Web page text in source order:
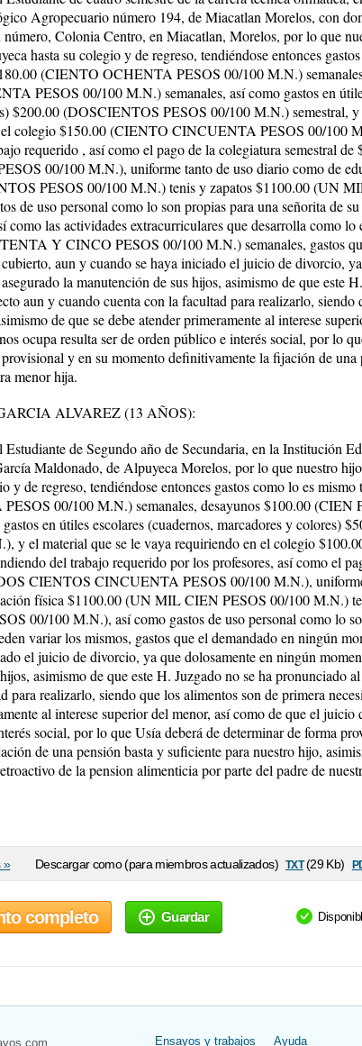
Agropecuario número 194, de Miacatlan Morelos, con
Colonia Centro, en Miacatlan, Morelos, por lo que
hasta su colegio y de regreso, tendiéndose entonces
(CIENTO OCHENTA PESOS 00/100 M.N.)
PESOS 00/100 M.N.) semanales, así como gastos en
$200.00 (DOSCIENTOS PESOS 00/100 M.N.) semestral, y
colegio $150.00 (CIENTO CINCUENTA PESOS 00/100
requerido , así como el pago de la colegiatura semestral de
00/100 M.N.), uniforme tanto de uso diario como de
PESOS 00/100 M.N.) tenis y zapatos $1100.00 (UN
de uso personal como lo son propias para una señorita de
como las actividades extracurriculares que desarrolla como lo
Y CINCO PESOS 00/100 M.N.) semanales, gastos
aun y cuando se haya iniciado el juicio de divorcio,
la manutención de sus hijos, asimismo de que este
aun y cuando cuenta con la facultad para realizarlo, siendo
de que se debe atender primeramente al interese
ocupa resulta ser de orden público e interés social, por lo
y en su momento definitivamente la fijación de una
menor hija.
ALVAREZ (13 AÑOS):
de Segundo año de Secundaria, en la Institución
Maldonado, de Alpuyeca Morelos, por lo que nuestro hijo
y de regreso, tendiéndose entonces gastos como lo es
00/100 M.N.) semanales, desayunos $100.00 (CIEN
gastos en útiles escolares (cuadernos, marcadores y colores)
y el material que se le vaya requiriendo en el colegio
del trabajo requerido por los profesores, así como el
CIENTOS CINCUENTA PESOS 00/100 M.N.),
física $1100.00 (UN MIL CIEN PESOS 00/100 M.N.)
00/100 M.N.), así como gastos de uso personal como lo
variar los mismos, gastos que el demandado en ningún
el juicio de divorcio, ya que dolosamente en ningún
asimismo de que este H. Juzgado no se ha pronunciado
para realizarlo, siendo que los alimentos son de primera
al interese superior del menor, así como de que el juicio
social, por lo que Usía deberá de determinar de forma
de una pensión basta y suficiente para nuestro hijo,
de la pension alimenticia por parte del padre de
Descargar como (para miembros actualizados) txt(29 Kb)
»
completo Guardar
Ensayos y trabajos Ayuda